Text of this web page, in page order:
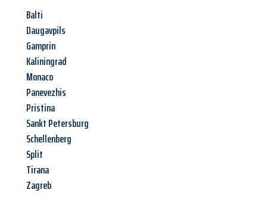
Balti
Daugavpils
Gamprin
Kaliningrad
Monaco
Panevezhis
Pristina
Sankt Petersburg
Schellenberg
Split
Tirana
Zagreb